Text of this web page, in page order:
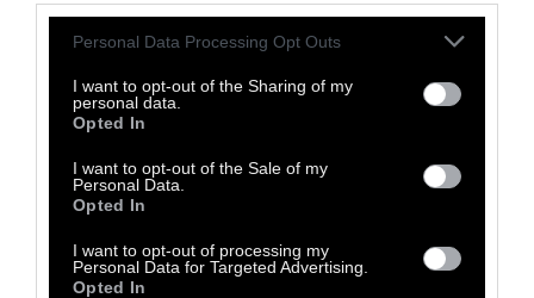
Personal Data Processing Opt Outs
I want to opt-out of the Sharing of my
personal data.
Opted In
I want to opt-out of the Sale of my
Personal Data.
Opted In
I want to opt-out of processing my
Personal Data for Targeted Advertising.
Opted In